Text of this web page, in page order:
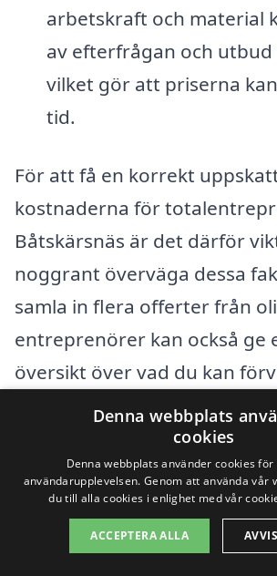
arbetskraft och material
av efterfrågan och
vilket gör att priserna
tid.
För att få en korrekt
kostnaderna för
Båtskärsnäs är det därför
noggrant överväga dessa
samla in flera offerter från
entreprenörer kan också ge
översikt över vad du kan
betala. Detta kan hjälpa dig
bästa lösningen för just ditt
Genom totalentreprenad-
enkelt jämföra olika företag
skräddarsydda erbjudanden
Denna webbplats
cookies
Denna webbplats använder cookies
användarupplevelsen. Genom att använda vår
du till alla cookies i enlighet med vår
ACCEPTERA ALLA